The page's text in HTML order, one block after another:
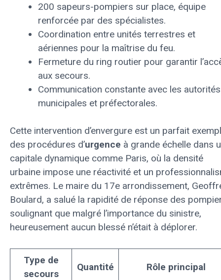
200 sapeurs-pompiers sur place, équipe
renforcée par des spécialistes.
Coordination entre unités terrestres et
aériennes pour la maîtrise du feu.
Fermeture du ring routier pour garantir
aux secours.
Communication constante avec les autorités
municipales et préfectorales.
Cette intervention d’envergure est un parfait
des procédures d’urgence à grande échelle dans
capitale dynamique comme Paris, où la densité
urbaine impose une réactivité et un
extrêmes. Le maire du 17e arrondissement,
Boulard, a salué la rapidité de réponse des
soulignant que malgré l’importance du sinistre,
heureusement aucun blessé n’était à déplorer.
Type de
secours
Quantité Rôle principal